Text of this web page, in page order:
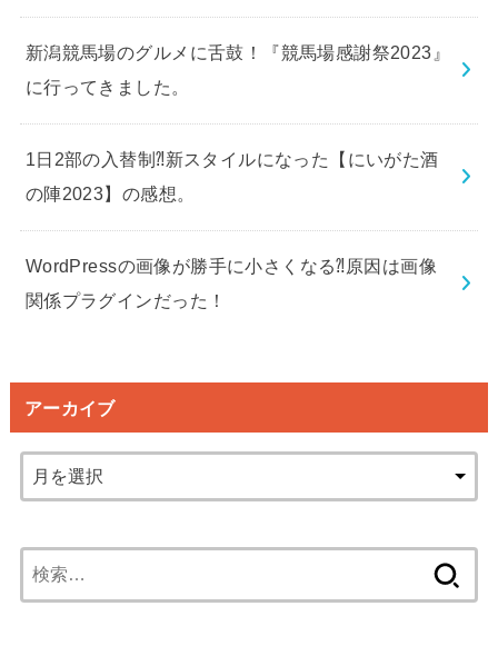
新潟競馬場のグルメに舌鼓！『競馬場感謝祭2023』
に行ってきました。
1日2部の入替制⁈新スタイルになった【にいがた酒
の陣2023】の感想。
WordPressの画像が勝手に小さくなる⁈原因は画像
関係プラグインだった！
アーカイブ
索: